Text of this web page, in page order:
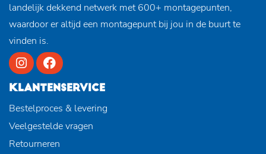
landelijk dekkend netwerk met 600+ montagepunten,
waardoor er altijd een montagepunt bij jou in de buurt te
vinden is.
KLANTENSERVICE
Bestelproces & levering
Veelgestelde vragen
Retourneren